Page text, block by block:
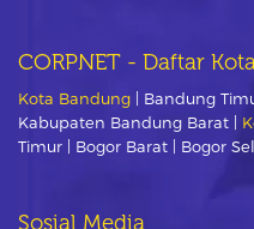
CORPNET - Daftar
Kota Bandung | Bandung
Kabupaten Bandung Barat |
Timur | Bogor Barat | Bogor
Sosial Media